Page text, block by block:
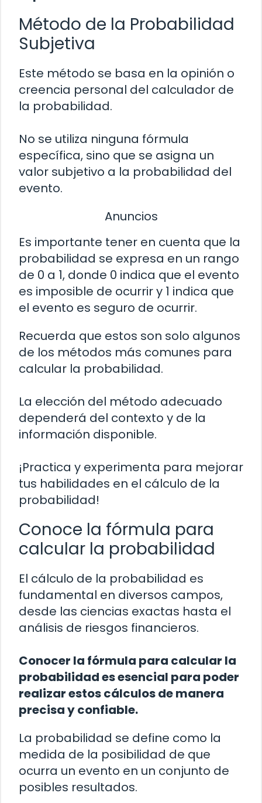
Método de la Probabilidad
Subjetiva
Este método se basa en la opinión o
creencia personal del calculador de
la probabilidad.
No se utiliza ninguna fórmula
específica, sino que se asigna un
valor subjetivo a la probabilidad del
evento.
Anuncios
Es importante tener en cuenta que la
probabilidad se expresa en un rango
de 0 a 1, donde 0 indica que el evento
es imposible de ocurrir y 1 indica que
el evento es seguro de ocurrir.
Recuerda que estos son solo algunos
de los métodos más comunes para
calcular la probabilidad.
La elección del método adecuado
dependerá del contexto y de la
información disponible.
¡Practica y experimenta para mejorar
tus habilidades en el cálculo de la
probabilidad!
Conoce la fórmula para
calcular la probabilidad
El cálculo de la probabilidad es
fundamental en diversos campos,
desde las ciencias exactas hasta el
análisis de riesgos financieros.
Conocer la fórmula para calcular la
probabilidad es esencial para poder
realizar estos cálculos de manera
precisa y confiable.
La probabilidad se define como la
medida de la posibilidad de que
ocurra un evento en un conjunto de
posibles resultados.